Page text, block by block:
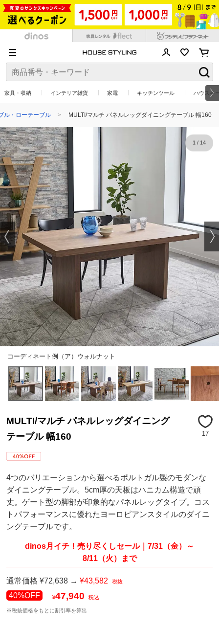
家具・収納 インテリア雑貨 家電 キッチンツール ハウスキ
ル・ローテーブル MULTI/マルチ パネルレッグダイニングテーブル 幅160
コーディネート例（ア）ウォルナット
1/ 14
MULTI/マルチ パネルレッグダイニング
テーブル 幅160
17
4つのバリエーションから選べるポルトガル製のモダンな
ダイニングテーブル。5cm厚の天板はハニカム構造で頑
丈。ゲート型の脚部が印象的なパネルレッグタイプ。コス
トパフォーマンスに優れたヨーロピアンスタイルのダイニ
ングテーブルです。
dinos月イチ！売り尽くしセール｜7/31（金）～
8/11（火）まで
通常価格 ¥72,638 →¥43,582 税抜
40%OFF ¥47,940 税込
※税抜価格をもとに割引率を算出